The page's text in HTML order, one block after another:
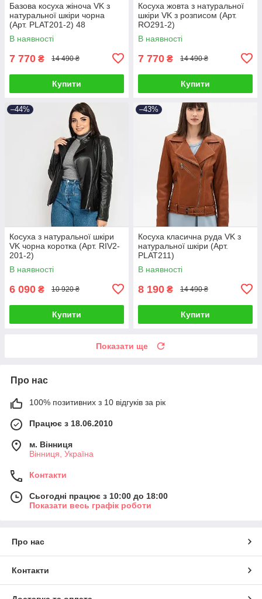
Базова косуха жіноча VK з
натуральної шкіри чорна
(Арт. PLAT201-2) 48
В наявності
7 770 ₴ 14 490 ₴
Купити
Косуха жовта з натуральної
шкіри VK з розписом (Арт.
RO291-2)
В наявності
7 770 ₴ 14 490 ₴
Купити
–44%
Косуха з натуральної шкіри
VK чорна коротка (Арт. RIV2-
201-2)
В наявності
6 090 ₴ 10 920 ₴
Купити
–43%
Косуха класична руда VK з
натуральної шкіри (Арт.
PLAT211)
В наявності
8 190 ₴ 14 490 ₴
Купити
Показати ще
Про нас
100% позитивних з 10 відгуків за рік
Працює з 18.06.2010
м. Вінниця
Вінниця, Україна
Контакти
Сьогодні працює з 10:00 до 18:00
Показати весь графік роботи
Про нас
Контакти